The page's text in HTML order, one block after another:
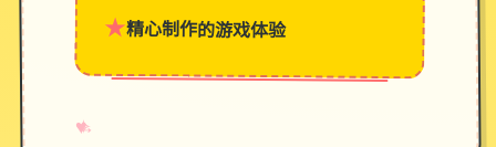
★精心制作的游戏体验
♥
✧
→